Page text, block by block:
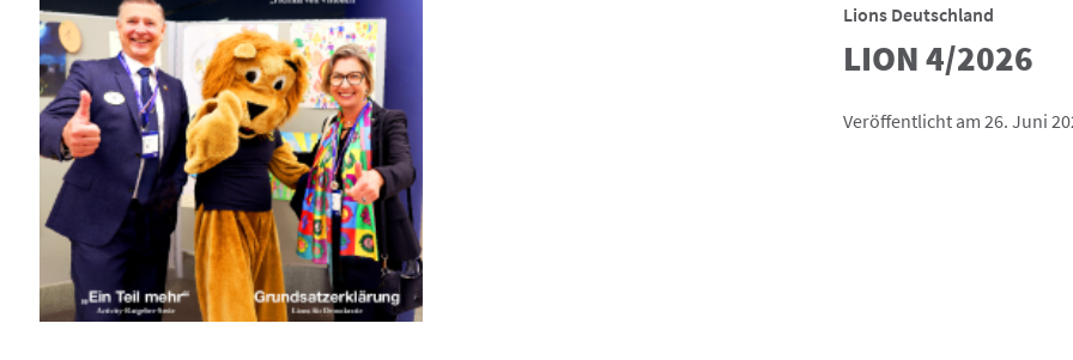
Lions Deutschland
LION 4/2026
Veröffentlicht am 26. Juni